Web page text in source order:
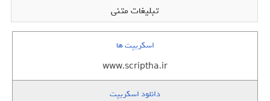
تبلیغات متنی
اسکریپت ها
www.scriptha.ir
دانلود اسکریپت